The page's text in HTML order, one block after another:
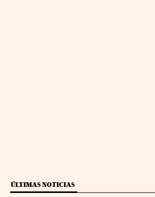
ÚLTIMAS NOTICIAS